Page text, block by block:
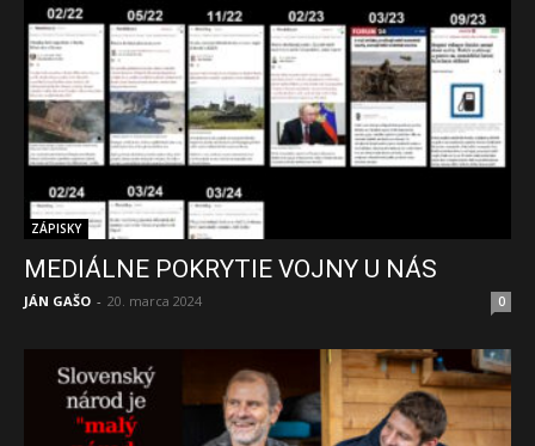
ZÁPISKY
MEDIÁLNE POKRYTIE VOJNY U NÁS
JÁN GAŠO - 20. marca 2024 0